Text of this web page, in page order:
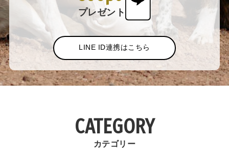
プレゼント
LINE ID連携はこちら
CATEGORY
カテゴリー